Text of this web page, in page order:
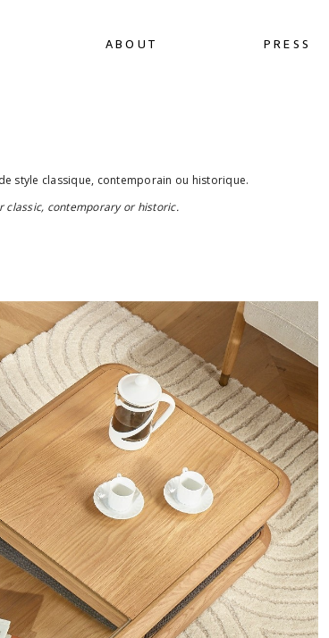
ABOUT PRESS
style classique, contemporain ou historique.
classic, contemporary or historic.